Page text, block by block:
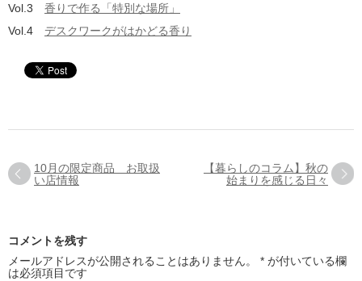
Vol.3 香りで作る「特別な場所」
Vol.4 デスクワークがはかどる香り
10月の限定商品 お取扱
い店情報
【暮らしのコラム】秋の
始まりを感じる日々
コメントを残す
メールアドレスが公開されることはありません。
* が付いている欄
は必須項目です